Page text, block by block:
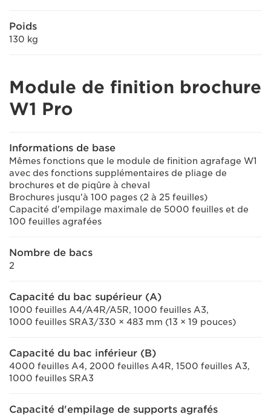
Poids
130 kg
Module de finition brochure
W1 Pro
Informations de base
Mêmes fonctions que le module de finition agrafage W1
avec des fonctions supplémentaires de pliage de
brochures et de piqûre à cheval
Brochures jusqu'à 100 pages (2 à 25 feuilles)
Capacité d'empilage maximale de 5000 feuilles et de
100 feuilles agrafées
Nombre de bacs
2
Capacité du bac supérieur (A)
1000 feuilles A4/A4R/A5R, 1000 feuilles A3,
1000 feuilles SRA3/330 × 483 mm (13 × 19 pouces)
Capacité du bac inférieur (B)
4000 feuilles A4, 2000 feuilles A4R, 1500 feuilles A3,
1000 feuilles SRA3
Capacité d'empilage de supports agrafés